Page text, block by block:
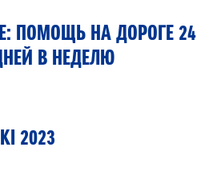
ПОМОЩЬ НА ДОРОГЕ 24
В НЕДЕЛЮ
2023